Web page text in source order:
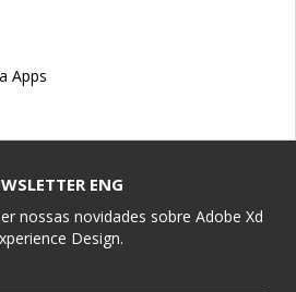
Apps
ENG
nossas novidades sobre Adobe Xd
Design.